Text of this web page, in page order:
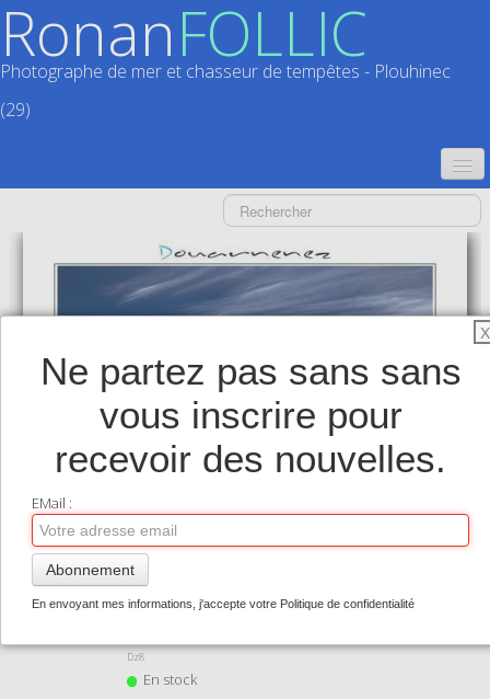
RonanFOLLIC
Photographe de mer et chasseur de tempêtes - Plouhinec
(29)
CATALOGUES
LIVRES▼
TIRAGES SUPPORTS HAUT DE GAMME
CONTACT
0 douarnenez08
Dz8
En stock
X
Ne partez pas sans sans
vous inscrire pour
recevoir des nouvelles.
EMail :
Abonnement
En envoyant mes informations, j'accepte votre Politique de confidentialité